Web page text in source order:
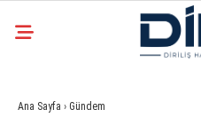
Ana Sayfa › Gündem